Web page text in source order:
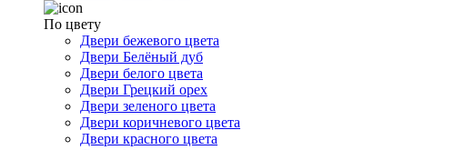
По цвету
Двери бежевого цвета
Двери Белёный дуб
Двери белого цвета
Двери Грецкий орех
Двери зеленого цвета
Двери коричневого цвета
Двери красного цвета